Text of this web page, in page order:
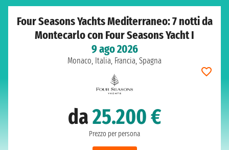
Four Seasons Yachts Mediterraneo: 7 notti da
Montecarlo con Four Seasons Yacht I
9 ago 2026
Monaco, Italia, Francia, Spagna
da25.200 €
Prezzo per persona